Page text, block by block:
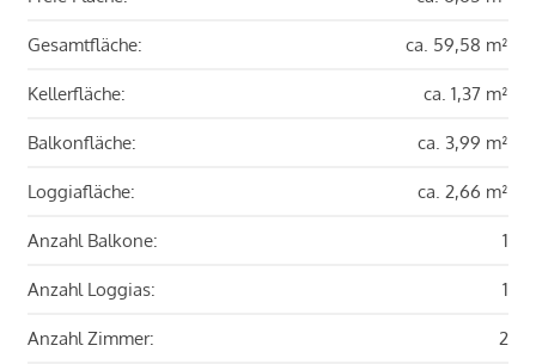
Gesamtfläche: ca. 59,58 m²
Kellerfläche: ca. 1,37 m²
Balkonfläche: ca. 3,99 m²
Loggiafläche: ca. 2,66 m²
Anzahl Balkone: 1
Anzahl Loggias: 1
Anzahl Zimmer: 2